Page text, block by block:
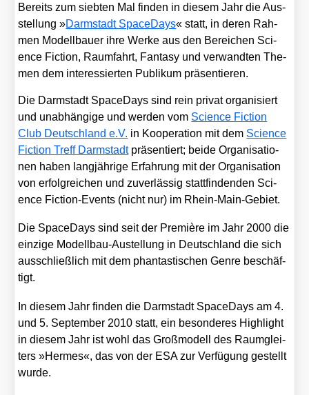
Bereits zum sieb­ten Mal fin­den in die­sem Jahr die Aus­
stel­lung »Darm­stadt Spa­ce­Days« statt, in deren Rah­
men Modell­bau­er ihre Wer­ke aus den Berei­chen Sci­
ence Fic­tion, Raum­fahrt, Fan­ta­sy und ver­wand­ten The­
men dem inter­es­sier­ten Publi­kum prä­sen­tie­ren.
Die Darm­stadt Spa­ce­Days sind rein pri­vat orga­ni­siert
und unab­hän­gi­ge und wer­den vom Sci­ence Fic­tion
Club Deutsch­land e.V. in Koope­ra­ti­on mit dem Sci­ence
Fic­tion Treff Darm­stadtprä­sen­tiert; bei­de Orga­ni­sa­tio­
nen haben lang­jäh­ri­ge Erfah­rung mit der Orga­ni­sa­ti­on
von erfolg­rei­chen und zuver­läs­sig statt­fin­den­den Sci­
ence Fic­tion-Events (nicht nur) im Rhein-Main-Gebiet.
Die Spa­ce­Days sind seit der Pre­miè­re im Jahr 2000 die
ein­zi­ge Modell­bau-Aus­tel­lung in Deutsch­land die sich
aus­schließ­lich mit dem phan­tas­ti­schen Gen­re beschäf­
tigt.
In die­sem Jahr fin­den die Darm­stadt Spa­ce­Days am 4.
und 5. Sep­tem­ber 2010 statt, ein beson­de­res High­light
in die­sem Jahr ist wohl das Groß­mo­dell des Raum­glei­
ters »Her­mes«, das von der ESA zur Ver­fü­gung gestellt
wur­de.